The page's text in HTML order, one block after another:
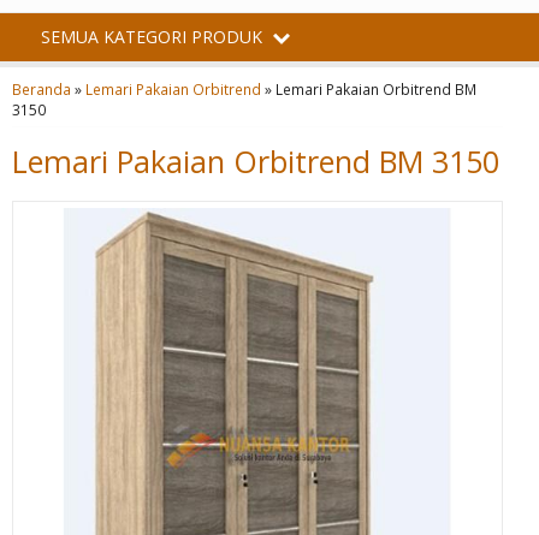
SEMUA KATEGORI PRODUK
Beranda » Lemari Pakaian Orbitrend » Lemari Pakaian Orbitrend BM
3150
Lemari Pakaian Orbitrend BM 3150